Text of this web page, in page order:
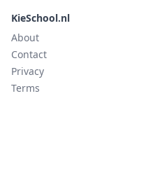
KieSchool.nl
About
Contact
Privacy
Terms